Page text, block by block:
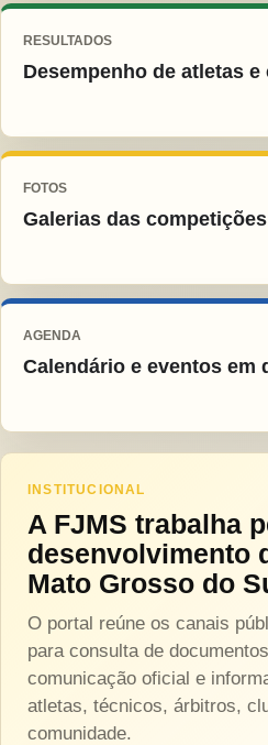
RESULTADOS
Desempenho de atletas e
FOTOS
Galerias das
AGENDA
Calendário e eventos em
INSTITUCIONAL
A FJMS trabalha
desenvolvimento
Mato Grosso do
O portal reúne os canais
para consulta de
comunicação oficial e
atletas, técnicos, árbitros,
comunidade.